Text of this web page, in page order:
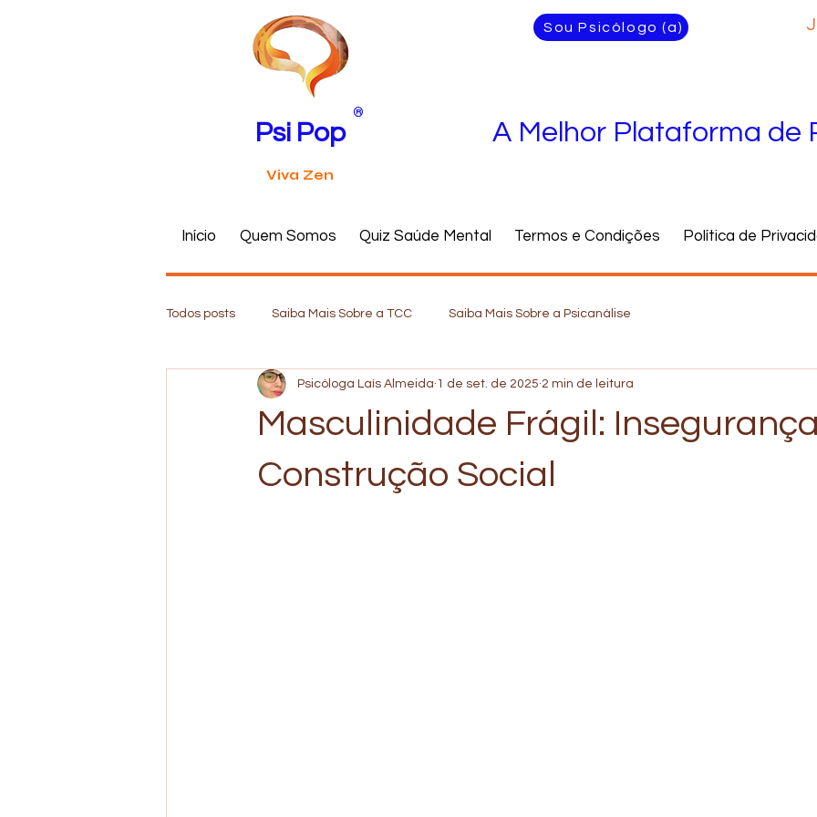
Psi Pop
®
Viva Zen
Sou Psicólogo (a)
A Melhor Plataforma de
Início Quem Somos Quiz Saúde Mental Termos e Condições Política de
Todos posts Saiba Mais Sobre a TCC Saiba Mais Sobre a Psicanálise
Masculinidade Frágil:
Construção Social
Psicóloga Laís Almeida 1 de set. de 2025 2 min de leitura